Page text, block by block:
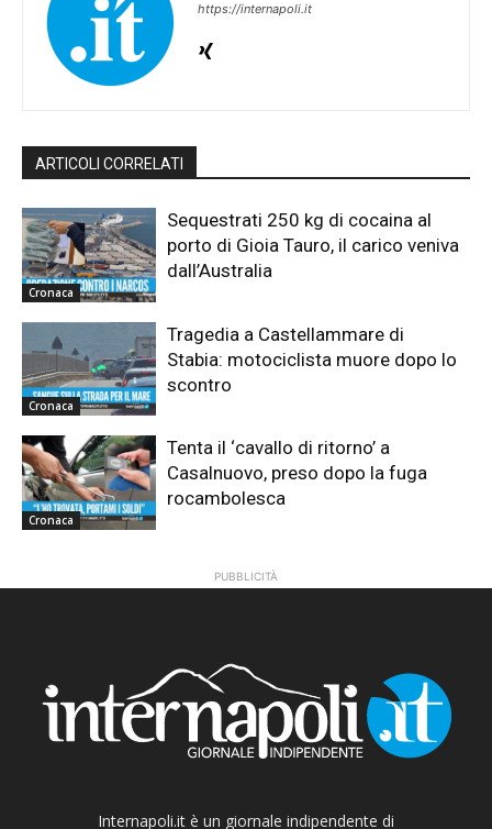
https://internapoli.it
ARTICOLI CORRELATI
Cronaca
Sequestrati 250 kg di cocaina al
porto di Gioia Tauro, il carico veniva
dall’Australia
Cronaca
Tragedia a Castellammare di
Stabia: motociclista muore dopo lo
scontro
Cronaca
Tenta il ‘cavallo di ritorno’ a
Casalnuovo, preso dopo la fuga
rocambolesca
PUBBLICITÀ
Internapoli.it è un giornale indipendente di